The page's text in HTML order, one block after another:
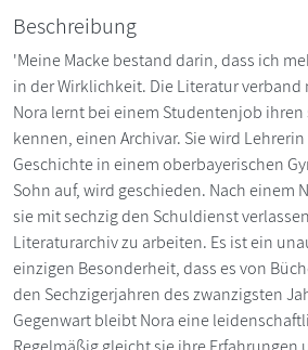
Beschreibung
'Meine Macke bestand darin, dass ich
in der Wirklichkeit. Die Literatur verband
Nora lernt bei einem Studentenjob ihren
kennen, einen Archivar. Sie wird
Geschichte in einem oberbayerischen
Sohn auf, wird geschieden. Nach einem
sie mit sechzig den Schuldienst
Literaturarchiv zu arbeiten. Es ist ein
einzigen Besonderheit, dass es von
den Sechzigerjahren des zwanzigsten
Gegenwart bleibt Nora eine